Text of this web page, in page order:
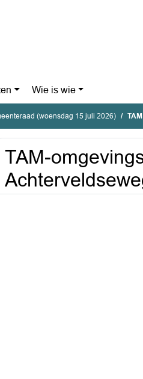
Wie is wie
(woensdag 15 juli 2026)
TAM-